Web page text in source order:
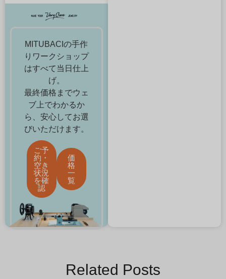
MITUBACIの手作
りワークショップ
はすべて当日仕上
げ。
最終価格までウェ
ブ上でわかるか
ら、安心してお選
びいただけます。
ご予
約・
空き
状況
を確
認
価
格
一
覧
Related Posts